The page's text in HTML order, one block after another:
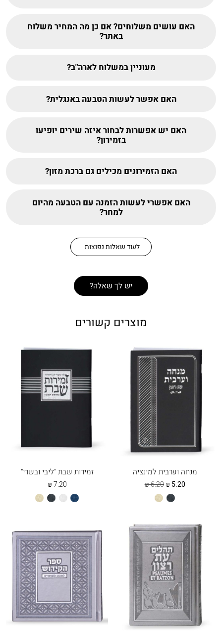
האם עושים משלוחים? אם כן מה המחיר משלוח
באתר?
מעוניין במשלוח לארה"ב?
האם אפשר לעשות הטבעה באנגלית?
האם יש אפשרות לבחור איזה שירים יופיעו
בזמירון?
האם הזמירונים מכילים גם ברכת מזון?
האם אפשרי לעשות הזמנה עם הטבעה מהיום
למחר?
לעוד שאלות נפוצות
יש לך שאלה?
מוצרים קשורים
מנחה וערבית למינציה
6.20
₪
המחיר
המקורי
היה:
5.20
₪
המחיר
שחורשמנת
זמירות שבת "ליבי ובשרי"
7.20
₪
כחול לבן שחור שמנת